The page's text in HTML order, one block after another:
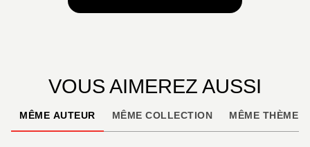
VOUS AIMEREZ AUSSI
MÊME AUTEUR MÊME COLLECTION MÊME THÈME